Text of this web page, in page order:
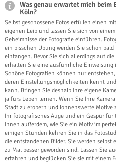
Was genau erwartet mich beim
Köln?
Selbst geschossene Fotos erfüllen einen
eigenen Leib und lassen Sie sich von
Geheimnisse der Fotografie einführen.
ein bisschen Übung werden Sie schon
einfangen. Bevor Sie sich allerdings auf
erhalten Sie eine ausführliche
Schöne Fotografien können nur
deren Einstellungsmöglichkeiten kennt
kann. Bringen Sie deshalb Ihre eigene
ja fürs Leben lernen. Wenn Sie Ihre
Stadt zu erobern und lohnenswerte
Ihr fotografisches Auge und ein Gespür
Ihnen außerdem, wie Sie ein Motiv im
einigen Stunden kehren Sie in das
die entstandenen Bilder. Sie werden selbst
zu Mal besser geworden sind. Lassen Sie
erfahren und beglücken Sie sie mit einem